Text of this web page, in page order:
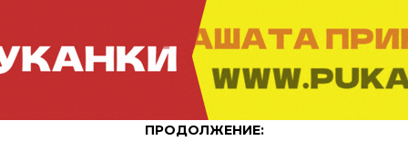
ПРОДОЛЖЕНИЕ: